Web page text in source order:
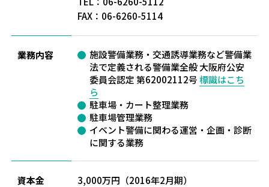
FAX：06-6260-5114
業務内容
施設警備業務・交通誘導業務など警備業
法で定義される警備業全般 大阪府公安
委員会認定 第62002112号標識はこち
ら
駐車場・カート整理業務
駐車場管理業務
イベント警備に関わる運営・企画・診断
に関する業務
資本金 3,000万円（2016年2月期）